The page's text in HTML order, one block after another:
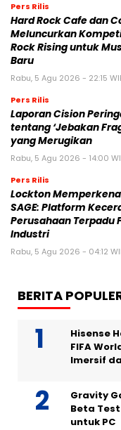
Pers Rilis
Hard Rock Cafe dan
Meluncurkan
Rock Rising untuk
Baru
Rabu, 5 Agu 2026 - 22:15
Pers Rilis
Laporan Cision
tentang ‘Jebakan
yang Merugikan
Rabu, 5 Agu 2026 - 14:00
Pers Rilis
Lockton
SAGE: Platform
Perusahaan Terpadu
Industri
Rabu, 5 Agu 2026 - 04:12
BERITA
Hisense
FIFA
Imersif
Gravity
Beta
untuk PC